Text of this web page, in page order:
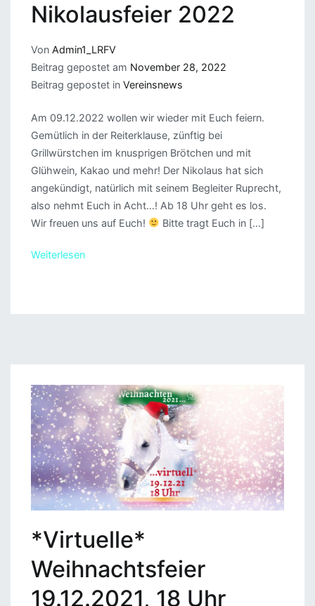
Nikolausfeier 2022
Von Admin1_LRFV
Beitrag gepostet am November 28, 2022
Beitrag gepostet in Vereinsnews
Am 09.12.2022 wollen wir wieder mit Euch feiern.
Gemütlich in der Reiterklause, zünftig bei
Grillwürstchen im knusprigen Brötchen und mit
Glühwein, Kakao und mehr! Der Nikolaus hat sich
angekündigt, natürlich mit seinem Begleiter Ruprecht,
also nehmt Euch in Acht…! Ab 18 Uhr geht es los.
Wir freuen uns auf Euch!
Bitte tragt Euch in […]
Weiterlesen
*Virtuelle*
Weihnachtsfeier
19.12.2021, 18 Uhr